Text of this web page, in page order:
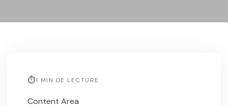
1 MIN DE LECTURE
Content Area